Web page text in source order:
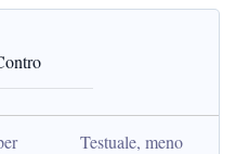
Testuale, meno